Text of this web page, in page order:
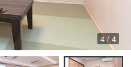
4 / 4